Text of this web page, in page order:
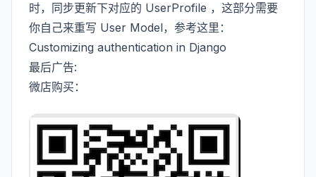
时，同步更新下对应的 UserProfile ，这部分需要
你自己来重写 User Model，参考这里：
Customizing authentication in Django
最后广告:
微店购买：